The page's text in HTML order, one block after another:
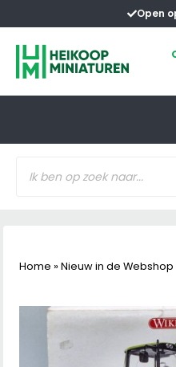
naar
inhoud
Open
zoeken
Home » Nieuw in de Webshop